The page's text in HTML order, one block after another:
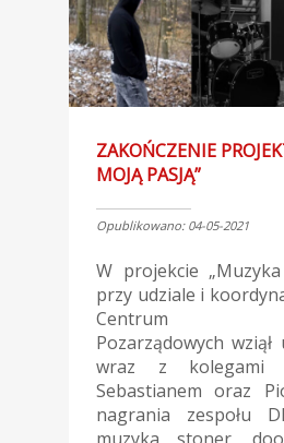
ZAKOŃCZENIE
MOJĄ PASJĄ”
Opublikowano: 04-05-2021
W projekcie
przy udziale i
Centrum
Pozarządowych wziął
wraz z kolegami
Sebastianem oraz
nagrania zespołu